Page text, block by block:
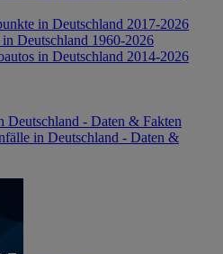
in Deutschland 2017-2026
Deutschland 1960-2026
in Deutschland 2014-2026
Deutschland - Daten & Fakten
in Deutschland - Daten &